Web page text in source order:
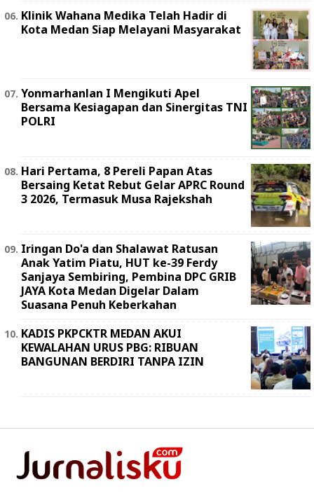
Klinik Wahana Medika Telah Hadir di
Kota Medan Siap Melayani Masyarakat
Yonmarhanlan I Mengikuti Apel
Bersama Kesiagapan dan Sinergitas TNI
POLRI
Hari Pertama, 8 Pereli Papan Atas
Bersaing Ketat Rebut Gelar APRC Round
3 2026, Termasuk Musa Rajekshah
Iringan Do'a dan Shalawat Ratusan
Anak Yatim Piatu, HUT ke-39 Ferdy
Sanjaya Sembiring, Pembina DPC GRIB
JAYA Kota Medan Digelar Dalam
Suasana Penuh Keberkahan
KADIS PKPCKTR MEDAN AKUI
KEWALAHAN URUS PBG: RIBUAN
BANGUNAN BERDIRI TANPA IZIN